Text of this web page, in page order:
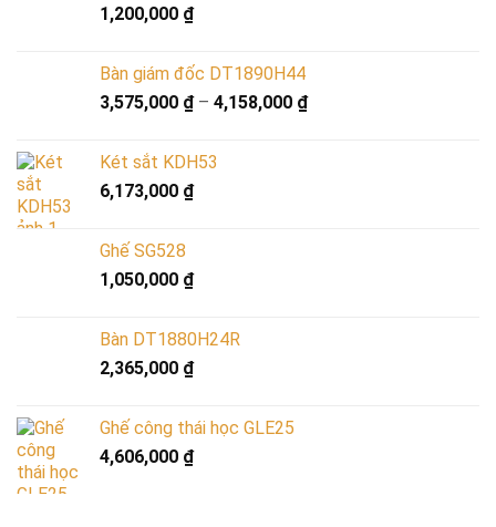
1,200,000 ₫
Bàn giám đốc DT1890H44
3,575,000 ₫– 4,158,000 ₫
Két sắt KDH53
6,173,000 ₫
Ghế SG528
1,050,000 ₫
Bàn DT1880H24R
2,365,000 ₫
Ghế công thái học GLE25
4,606,000 ₫